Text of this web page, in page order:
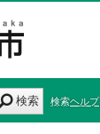
検索 検索ヘルプ